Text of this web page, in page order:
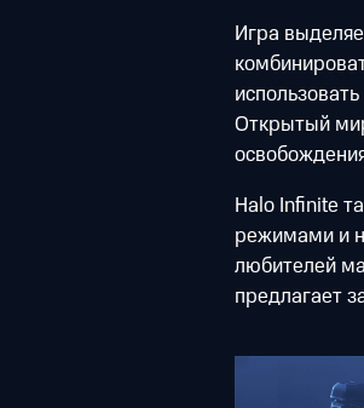
Игра
Открытый
Halo Infinite
режимами и
любителей
предлагает